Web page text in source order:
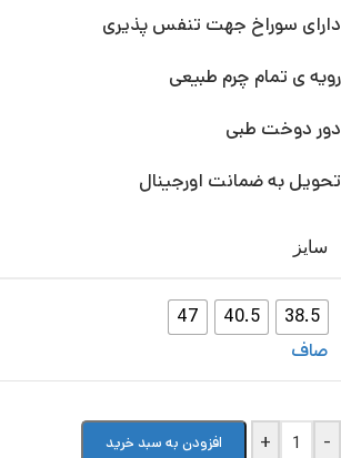
دارای سوراخ جهت تنفس پذیری
رویه ی تمام چرم طبیعی
دور دوخت طبی
تحویل به ضمانت اورجینال
سایز
38.5
40.5
47
صاف
-
+ افزودن به سبد خرید